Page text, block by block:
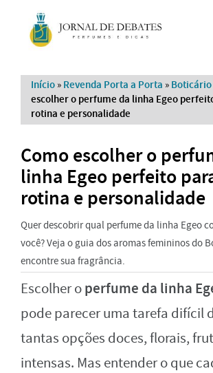
Início » Revenda Porta a Porta » Boticário
escolher o perfume da linha Egeo
rotina e personalidade
Como escolher o
linha Egeo perfeito
rotina e personalidade
Quer descobrir qual perfume da linha Egeo
você? Veja o guia dos aromas femininos do
encontre sua fragrância.
Escolher operfume da linha
pode parecer uma tarefa difícil
tantas opções doces, florais,
intensas. Mas entender o que